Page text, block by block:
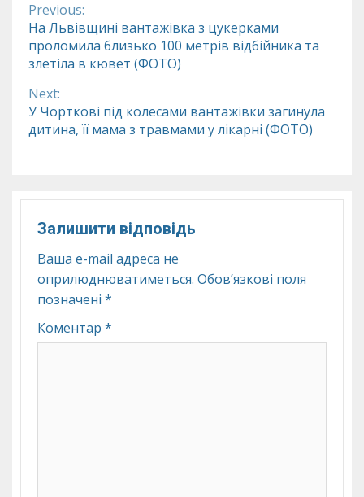
Continue
Reading
Previous:
На Львівщині вантажівка з цукерками
проломила близько 100 метрів відбійника та
злетіла в кювет (ФОТО)
Next:
У Чорткові під колесами вантажівки загинула
дитина, її мама з травмами у лікарні (ФОТО)
Залишити відповідь
Ваша e-mail адреса не
оприлюднюватиметься. Обов’язкові поля
позначені *
Коментар *